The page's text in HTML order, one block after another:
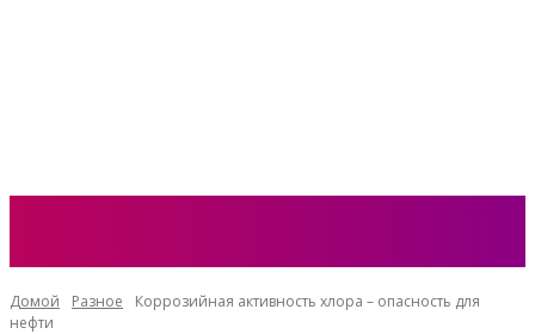
Домой Разное
Коррозийная активность хлора – опасность для
нефти